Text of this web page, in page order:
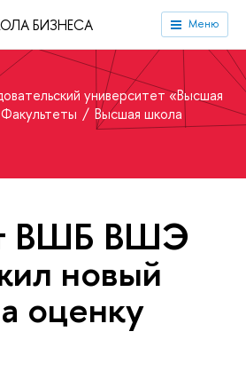
БИЗНЕСА Меню
университет «Высшая
Факультеты
Высшая школа
ВШБ ВШЭ
новый
оценку